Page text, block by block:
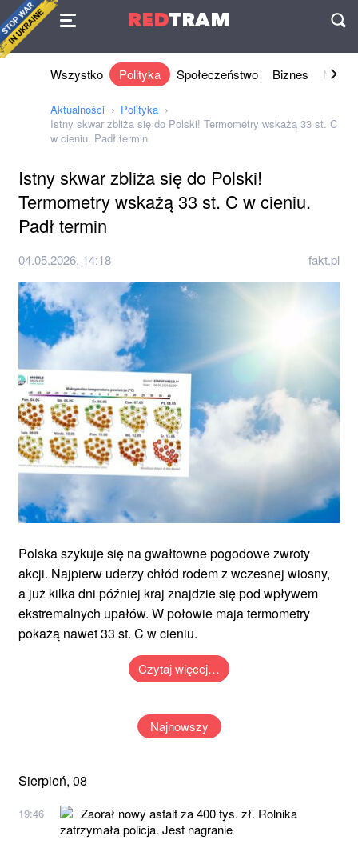
REDTRAM
Umowa
Wszystko Polityka Społeczeństwo Biznes Nauki
Aktualności
Polityka
Istny skwar zbliża się do Polski! Termometry wskażą 33 st. C
w cieniu. Padł termin
Istny skwar zbliża się do Polski!
Termometry wskażą 33 st. C w cieniu.
Padł termin
04.05.2026, 14:18 fakt.pl
Polska szykuje się na gwałtowne pogodowe zwroty
akcji. Najpierw uderzy chłód rodem z wczesnej wiosny,
a już kilka dni później kraj znajdzie się pod wpływem
ekstremalnych upałów. W połowie maja termometry
pokażą nawet 33 st. C w cieniu.
Czytaj więcej…
Najnowszy
Sierpień, 08
19:46
Zaorał nowy asfalt za 400 tys. zł. Rolnika
zatrzymała policja. Jest nagranie